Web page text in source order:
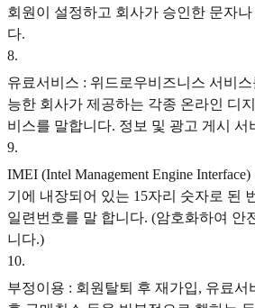
회원이 설정하고 회사가 승인한 문자
다.
8.
유료서비스 : 위드로우비즈니스 서비
능한 회사가 제공하는 각종 온라인 디
비스를 말합니다. 정보 및 광고 게시 서
9.
IMEI (Intel Management Engine
기에 내장되어 있는 15자리 숫자로 된
일련번호를 말 합니다. (암호화하여 안
니다.)
10.
부정이용 : 회원탈퇴 후 재가입, 유료서